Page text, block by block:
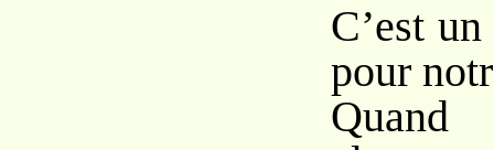
C’est
pour
Quand